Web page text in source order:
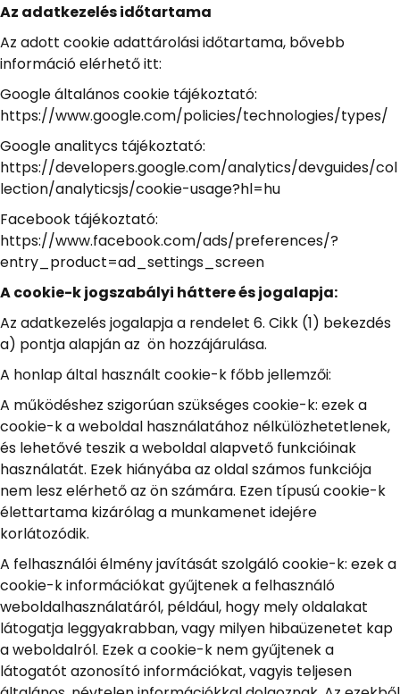
Az adatkezelés időtartama
Az adott cookie adattárolási időtartama, bővebb
információ elérhető itt:
Google általános cookie tájékoztató:
https://www.google.com/policies/technologies/types/
Google analitycs tájékoztató:
https://developers.google.com/analytics/devguides/col
lection/analyticsjs/cookie-usage?hl=hu
Facebook tájékoztató:
https://www.facebook.com/ads/preferences/?
entry_product=ad_settings_screen
A cookie-k jogszabályi háttere és jogalapja:
Az adatkezelés jogalapja a rendelet 6. Cikk (1) bekezdés
a) pontja alapján az ön hozzájárulása.
A honlap által használt cookie-k főbb jellemzői:
A működéshez szigorúan szükséges cookie-k: ezek a
cookie-k a weboldal használatához nélkülözhetetlenek,
és lehetővé teszik a weboldal alapvető funkcióinak
használatát. Ezek hiányába az oldal számos funkciója
nem lesz elérhető az ön számára. Ezen típusú cookie-k
élettartama kizárólag a munkamenet idejére
korlátozódik.
A felhasználói élmény javítását szolgáló cookie-k: ezek a
cookie-k információkat gyűjtenek a felhasználó
weboldalhasználatáról, például, hogy mely oldalakat
látogatja leggyakrabban, vagy milyen hibaüzenetet kap
a weboldalról. Ezek a cookie-k nem gyűjtenek a
látogatót azonosító információkat, vagyis teljesen